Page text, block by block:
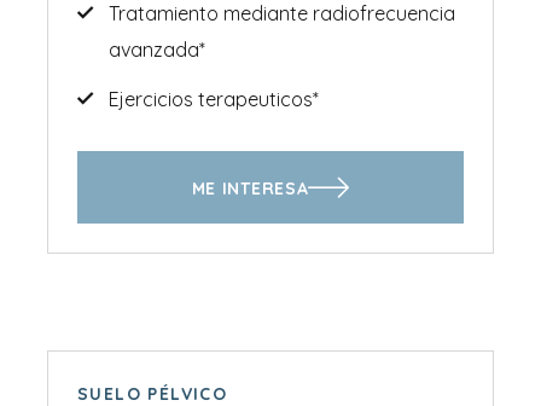
Tratamiento mediante radiofrecuencia
avanzada*
Ejercicios terapeuticos*
ME INTERESA
SUELO PÉLVICO